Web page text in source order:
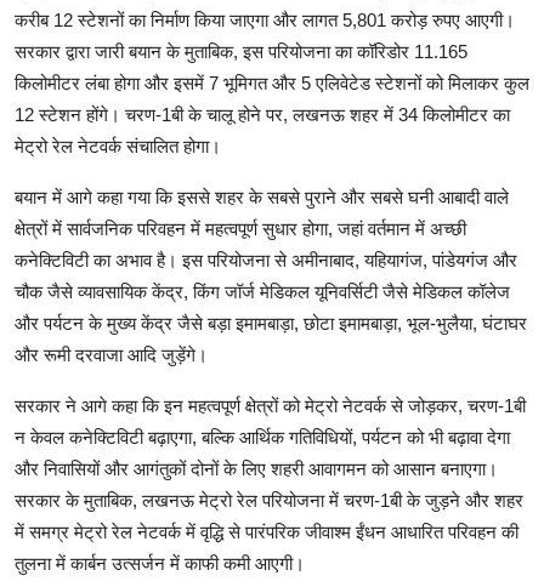
करीब 12 स्टेशनों का निर्माण किया जाएगा और लागत 5,801 करोड़ रुपए आएगी।
सरकार द्वारा जारी बयान के मुताबिक, इस परियोजना का कॉरिडोर 11.165
किलोमीटर लंबा होगा और इसमें 7 भूमिगत और 5 एलिवेटेड स्टेशनों को मिलाकर कुल
12 स्टेशन होंगे। चरण-1बी के चालू होने पर, लखनऊ शहर में 34 किलोमीटर का
मेट्रो रेल नेटवर्क संचा‍लित होगा।
बयान में आगे कहा गया कि इससे शहर के सबसे पुराने और सबसे घनी आबादी वाले
क्षेत्रों में सार्वजनिक परिवहन में महत्वपूर्ण सुधार होगा, जहां वर्तमान में अच्छी
कनेक्टिविटी का अभाव है। इस परियोजना से अमीनाबाद, यहियागंज, पांडेयगंज और
चौक जैसे व्यावसायिक केंद्र, किंग जॉर्ज मेडिकल यूनिवर्सिटी जैसे मेडिकल कॉलेज
और पर्यटन के मुख्य केंद्र जैसे बड़ा इमामबाड़ा, छोटा इमामबाड़ा, भूल-भुलैया, घंटाघर
और रूमी दरवाजा आदि जुड़ेंगे।
सरकार ने आगे कहा कि इन महत्वपूर्ण क्षेत्रों को मेट्रो नेटवर्क से जोड़कर, चरण-1बी
न केवल कनेक्टिविटी बढ़ाएगा, बल्कि आर्थिक गतिविधियों, पर्यटन को भी बढ़ावा देगा
और निवासियों और आगंतुकों दोनों के लिए शहरी आवागमन को आसान बनाएगा।
सरकार के मुताबिक, लखनऊ मेट्रो रेल परियोजना में चरण-1बी के जुड़ने और शहर
में समग्र मेट्रो रेल नेटवर्क में वृद्धि से पारंपरिक जीवाश्म ईंधन आधारित परिवहन की
तुलना में कार्बन उत्सर्जन में काफी कमी आएगी।